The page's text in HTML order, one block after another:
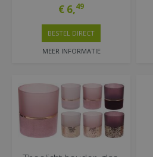
€ 6,49
MEER INFORMATIE
BESTEL DIRECT